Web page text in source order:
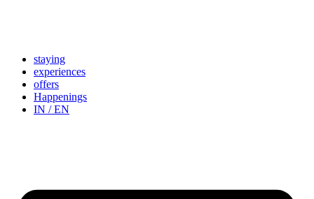
staying
experiences
offers
Happenings
IN / EN